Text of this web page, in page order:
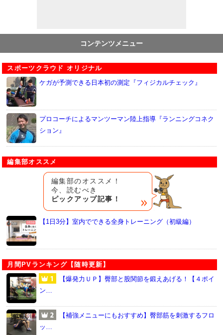
コンテンツメニュー
スポーツクラウド オリジナル
ケガが予測できる日本初の測定『フィジカルチェック』
プロコーチによるマンツーマン陸上指導『ランニングコネク
ション』
編集部オススメ
編集部のオススメ！
今、読むべき
ピックアップ記事！
【1日3分】室内でできる全身トレーニング（初級編）
月間PVランキング【随時更新】
【爆発力ＵＰ】臀部と股関節を鍛えあげる！【４ポイ
ン…
【補強メニューにもおすすめ】臀部筋を刺激するフロ
ッ…